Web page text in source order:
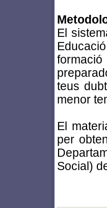
El
teus
menor
El
per
Social)